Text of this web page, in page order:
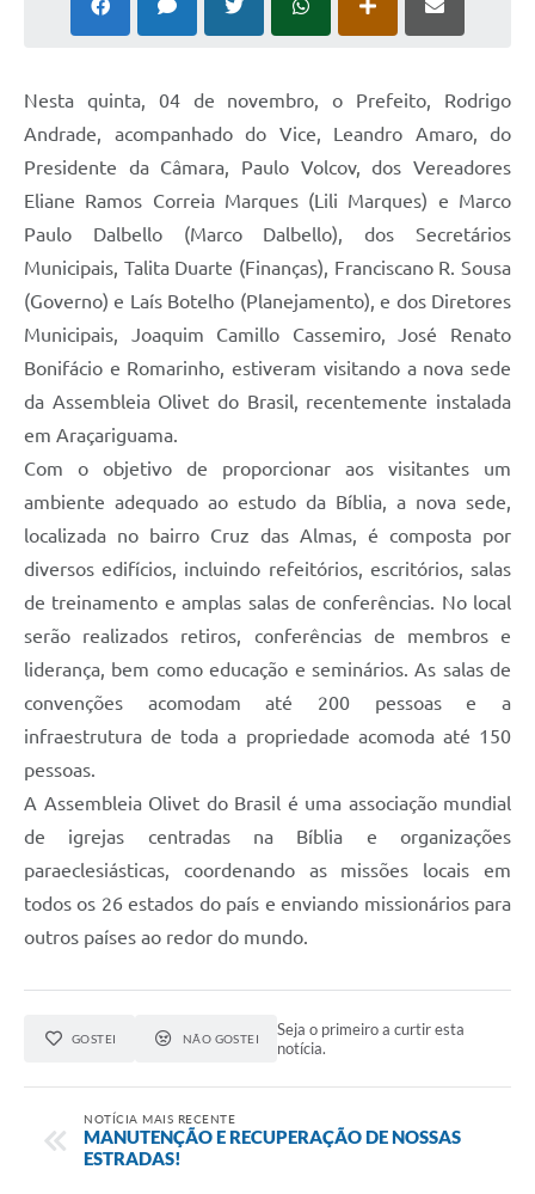
Nesta quinta, 04 de novembro, o Prefeito, Rodrigo
Andrade, acompanhado do Vice, Leandro Amaro, do
Presidente da Câmara, Paulo Volcov, dos Vereadores
Eliane Ramos Correia Marques (Lili Marques) e Marco
Paulo Dalbello (Marco Dalbello), dos Secretários
Municipais, Talita Duarte (Finanças), Franciscano R. Sousa
(Governo) e Laís Botelho (Planejamento), e dos Diretores
Municipais, Joaquim Camillo Cassemiro, José Renato
Bonifácio e Romarinho, estiveram visitando a nova sede
da Assembleia Olivet do Brasil, recentemente instalada
em Araçariguama.
Com o objetivo de proporcionar aos visitantes um
ambiente adequado ao estudo da Bíblia, a nova sede,
localizada no bairro Cruz das Almas, é composta por
diversos edifícios, incluindo refeitórios, escritórios, salas
de treinamento e amplas salas de conferências. No local
serão realizados retiros, conferências de membros e
liderança, bem como educação e seminários. As salas de
convenções acomodam até 200 pessoas e a
infraestrutura de toda a propriedade acomoda até 150
pessoas.
A Assembleia Olivet do Brasil é uma associação mundial
de igrejas centradas na Bíblia e organizações
paraeclesiásticas, coordenando as missões locais em
todos os 26 estados do país e enviando missionários para
outros países ao redor do mundo.
GOSTEI NÃO GOSTEI
Seja o primeiro a curtir esta
notícia.
NOTÍCIA MAIS RECENTE
MANUTENÇÃO E RECUPERAÇÃO DE NOSSAS
ESTRADAS!